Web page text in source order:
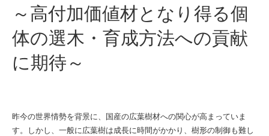
～高付加価値材となり得る個
体の選木・育成方法への貢献
に期待～
昨今の世界情勢を背景に、国産の広葉樹材への関心が高まっていま
す。しかし、一般に広葉樹は成長に時間がかかり、樹形の制御も難し